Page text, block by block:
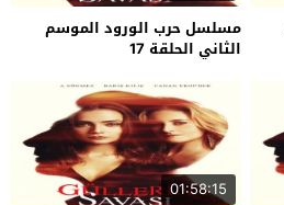
مسلسل حرب الورود الموسم
الثاني الحلقة 17
01:58:15